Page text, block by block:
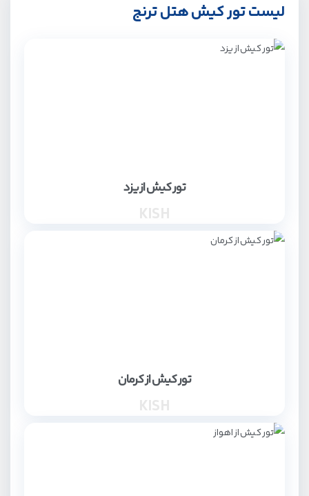
لیست تور کیش هتل ترنج
تور کیش از یزد
تور کیش از کرمان